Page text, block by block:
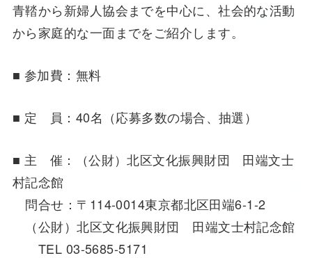
青鞜から新婦人協会までを中心に、社会的な活動
から家庭的な一面までをご紹介します。
■ 参加費：無料
■ 定 員：40名（応募多数の場合、抽選）
■ 主 催：（公財）北区文化振興財団 田端文士
村記念館
問合せ：〒114-0014東京都北区田端6-1-2
（公財）北区文化振興財団 田端文士村記念館
TEL 03-5685-5171